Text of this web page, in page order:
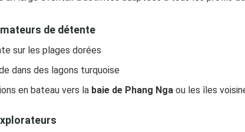
de détente
sur les plages dorées
dans des lagons turquoise
en bateau vers la baie de Phang Nga ou les îles